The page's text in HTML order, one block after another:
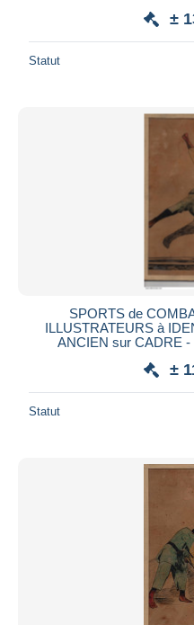
±
Statut
SPORTS de
ILLUSTRATEURS à
ANCIEN sur CADRE
±
Statut